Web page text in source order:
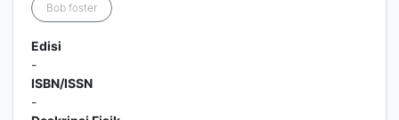
Bob foster
Edisi
-
ISBN/ISSN
-